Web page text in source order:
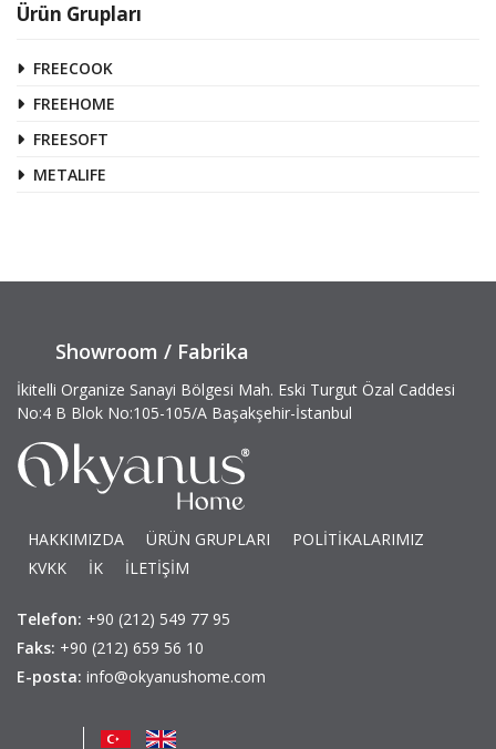
Ürün Grupları
FREECOOK
FREEHOME
FREESOFT
METALIFE
Showroom / Fabrika
İkitelli Organize Sanayi Bölgesi Mah. Eski Turgut Özal Caddesi
No:4 B Blok No:105-105/A Başakşehir-İstanbul
HAKKIMIZDA ÜRÜN GRUPLARI
POLİTİKALARIMIZ
KVKK
İK İLETİŞİM
Telefon: +90 (212) 549 77 95
Faks: +90 (212) 659 56 10
E-posta: info@okyanushome.com